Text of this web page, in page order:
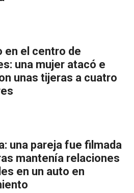
en el centro de
una mujer atacó e
unas tijeras a cuatro
una pareja fue filmada
mantenía relaciones
en un auto en